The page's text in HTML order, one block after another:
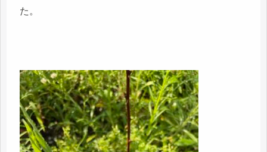
た。